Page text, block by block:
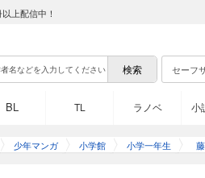
上配信中！
セーフ
BL TL ラノベ 小
少年マンガ 小学館 小学一年生